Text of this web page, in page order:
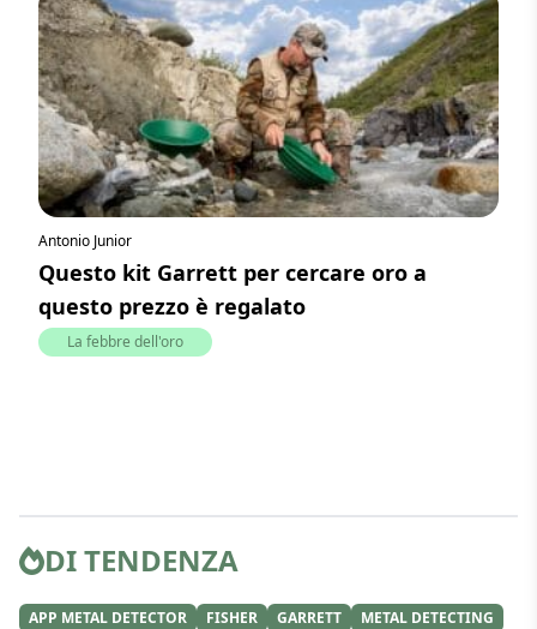
Antonio Junior
Questo kit Garrett per cercare oro a
questo prezzo è regalato
La febbre dell'oro
DI TENDENZA
APP METAL DETECTOR FISHER GARRETT
METAL DETECTING